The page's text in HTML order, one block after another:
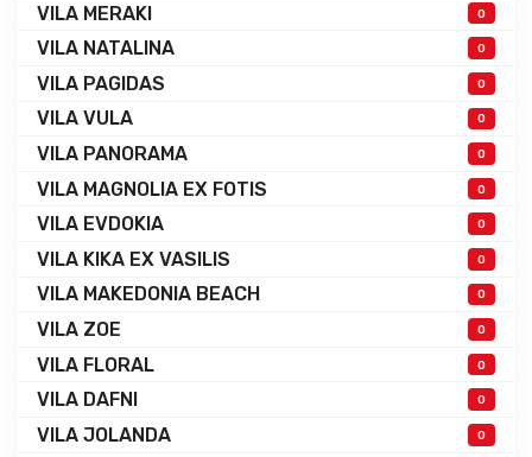
VILA MERAKI 0
VILA NATALINA 0
VILA PAGIDAS 0
VILA VULA 0
VILA PANORAMA 0
VILA MAGNOLIA EX FOTIS 0
VILA EVDOKIA 0
VILA KIKA EX VASILIS 0
VILA MAKEDONIA BEACH 0
VILA ZOE 0
VILA FLORAL 0
VILA DAFNI 0
VILA JOLANDA 0